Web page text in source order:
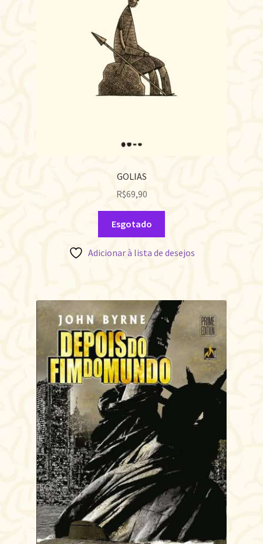
GOLIAS
R$69,90
Esgotado
Adicionar à lista de desejos